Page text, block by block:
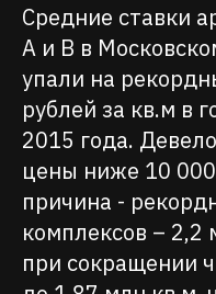
Средние ставки
А и В в
упали на
рублей за кв.м в
2015 года.
цены ниже 10
причина -
комплексов – 2,2
при сокращении